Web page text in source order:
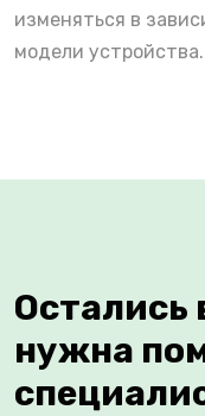
изменяться в
модели устройства.
Остались
нужна